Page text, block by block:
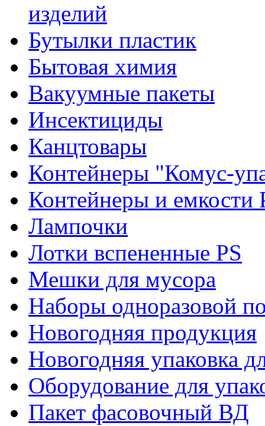
изделий
Бутылки пластик
Бытовая химия
Вакуумные пакеты
Инсектициды
Канцтовары
Контейнеры "Комус-
Контейнеры и емкости
Лампочки
Лотки вспененные PS
Мешки для мусора
Наборы одноразовой
Новогодняя продукция
Новогодняя упаковка
Оборудование для
Пакет фасовочный ВД